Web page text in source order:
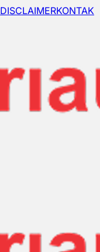
DISCLAIMERKONTAK